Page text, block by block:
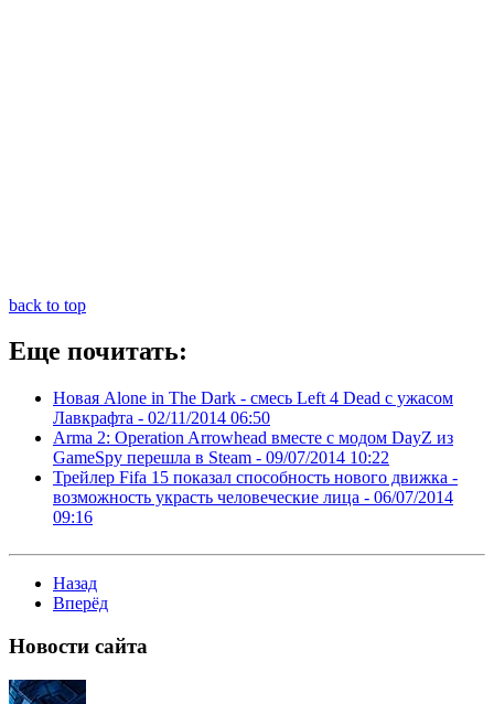
back to top
Еще почитать:
Новая Alone in The Dark - смесь Left 4 Dead с ужасом
Лавкрафта - 02/11/2014 06:50
Arma 2: Operation Arrowhead вместе с модом DayZ из
GameSpy перешла в Steam - 09/07/2014 10:22
Трейлер Fifa 15 показал способность нового движка -
возможность украсть человеческие лица - 06/07/2014
09:16
Назад
Вперёд
Новости сайта